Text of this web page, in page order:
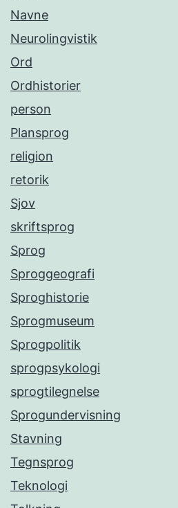
Navne
Neurolingvistik
Ord
Ordhistorier
person
Plansprog
religion
retorik
Sjov
skriftsprog
Sprog
Sproggeografi
Sproghistorie
Sprogmuseum
Sprogpolitik
sprogpsykologi
sprogtilegnelse
Sprogundervisning
Stavning
Tegnsprog
Teknologi